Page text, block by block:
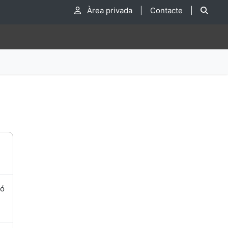
Àrea privada Contacte